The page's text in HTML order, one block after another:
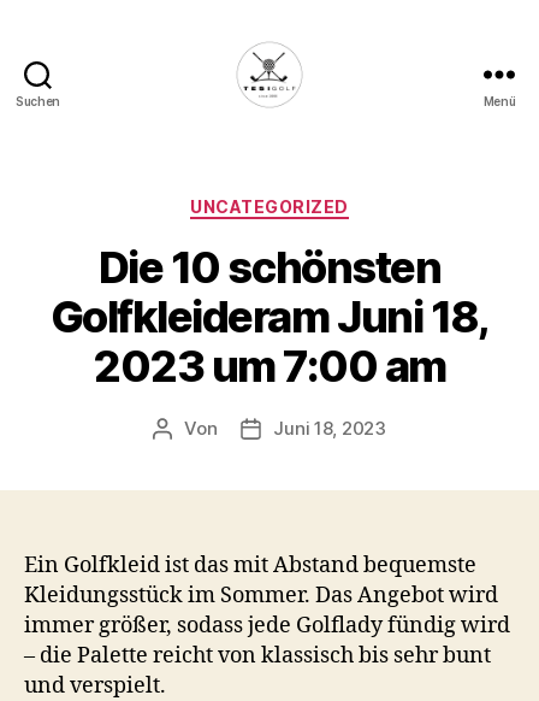
Suchen
Deine
Plattform
für
Golfbegeisterte!
Menü
Kategorien
UNCATEGORIZED
Die 10 schönsten
Golfkleideram Juni 18,
2023 um 7:00 am
Beitragsautor
Von Veröffentlichungsdatum
Juni 18, 2023
Ein Golfkleid ist das mit Abstand bequemste
Kleidungsstück im Sommer. Das Angebot wird
immer größer, sodass jede Golflady fündig wird
– die Palette reicht von klassisch bis sehr bunt
und verspielt.